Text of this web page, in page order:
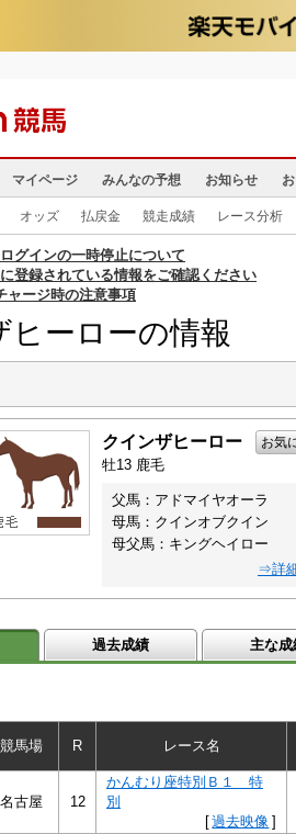
マイページ みんなの予想 お知らせ
オッズ 払戻金 競走成績 レース分析
グインの一時停止について
に登録されている情報をご確認ください
ャージ時の注意事項
ヒーローの情報
クインザヒーロー お気
牡13 鹿毛
父馬：アドマイヤオーラ
母馬：クインオブクイン
母父馬：キングヘイロー
⇒詳
過去成績 主な成
競馬場 R レース名
名古屋 12
かんむり座特別Ｂ１ 特
別
[過去映像 ]